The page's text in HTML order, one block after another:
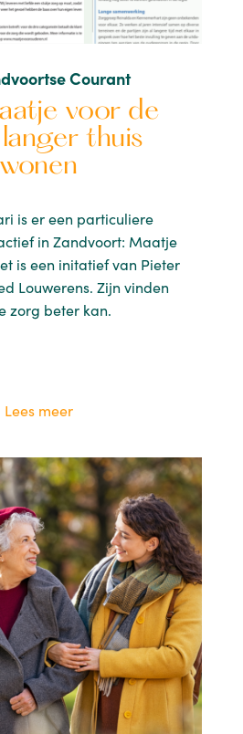
Courant
voor de
thuis
wonen
is er een particuliere
in Zandvoort: Maatje
is een initatief van Pieter
Louwerens. Zijn vinden
zorg beter kan.
Lees meer